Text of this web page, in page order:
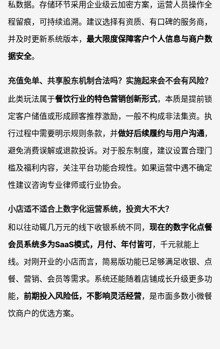
私数据。存储环节采用企业级云加密方案，运营人员操作全
程留痕，可持续追溯。建议选择有资质、有口碑的服务商，
并及时更新系统版本， 最大限度保障客户个人信息与商户数
据安全。
充值免单、共享股东机制合法吗？实施起来会不会有风险？
此类玩法属于餐饮行业的特色营销创新形式，本质是提前锁
定客户储值或形成顾客推荐激励，一般不构成非法集资。执
行过程中需要明示规则条款，并做好后续履约与用户沟通，
避免消费误解或退款投诉。对于股东制度，建议设置合理门
槛及福利内容，关注平台功能合规性。如果运营中遇不确定
性建议咨询专业律师或行业协会。
小店适不适合上数字化运营系统，投资大不大？
和以往动辄几万元的线下收银系统不同， 现在的数字化点餐
会员系统多为SaaS模式，月付、年付皆可，千元就能上
线。对刚开业的小店而言，简易版功能已足够满足收银、点
餐、营销、会员等需求。系统还能随着店铺成长升级更多功
能， 前期投入风险低，不影响灵活经营，是市面多数小微餐
饮商户的优选方案。